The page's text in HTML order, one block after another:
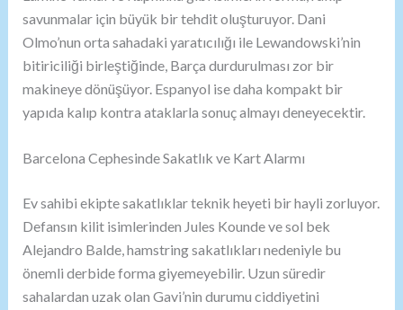
savunmalar için büyük bir tehdit oluşturuyor. Dani
Olmo’nun orta sahadaki yaratıcılığı ile Lewandowski’nin
bitiriciliği birleştiğinde, Barça durdurulması zor bir
makineye dönüşüyor. Espanyol ise daha kompakt bir
yapıda kalıp kontra ataklarla sonuç almayı deneyecektir.
Barcelona Cephesinde Sakatlık ve Kart Alarmı
Ev sahibi ekipte sakatlıklar teknik heyeti bir hayli zorluyor.
Defansın kilit isimlerinden Jules Kounde ve sol bek
Alejandro Balde, hamstring sakatlıkları nedeniyle bu
önemli derbide forma giyemeyebilir. Uzun süredir
sahalardan uzak olan Gavi’nin durumu ciddiyetini